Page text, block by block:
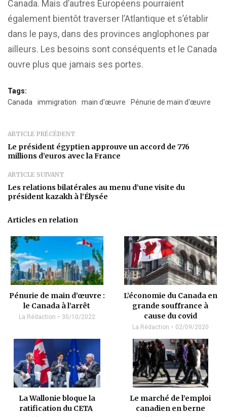
Canada. Mais d’autres Européens pourraient
également bientôt traverser l’Atlantique et s’établir
dans le pays, dans des provinces anglophones par
ailleurs. Les besoins sont conséquents et le Canada
ouvre plus que jamais ses portes.
Tags:
Canada
immigration main d'œuvre Pénurie de main d'œuvre
ARTICLE PRÉCÉDENT
Le président égyptien approuve un accord de 776
millions d’euros avec la France
ARTICLE SUIVANT
Les relations bilatérales au menu d’une visite du
président kazakh à l’Élysée
Articles en relation
Pénurie de main d’œuvre :
le Canada à l’arrêt
La Rédaction 30/10/2022
L’économie du Canada en
grande souffrance à
cause du covid
La Rédaction 02/09/2020
La Wallonie bloque la
ratification du CETA
Le marché de l’emploi
canadien en berne